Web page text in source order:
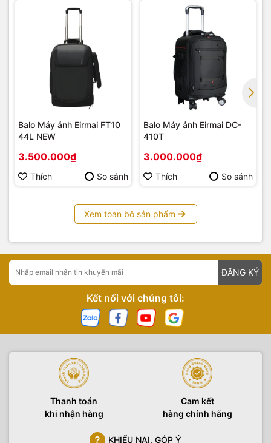
Balo Máy ảnh Eirmai FT10
44L NEW
3.500.000₫
Thích So sánh
Balo Máy ảnh Eirmai DC-
410T
3.000.000₫
Thích So sánh
Xem toàn bộ sản phẩm
ĐĂNG KÝ
Kết nối với chúng tôi:
Thanh toán
khi nhận hàng
Cam kết
hàng chính hãng
KHIẾU NẠI, GÓP Ý